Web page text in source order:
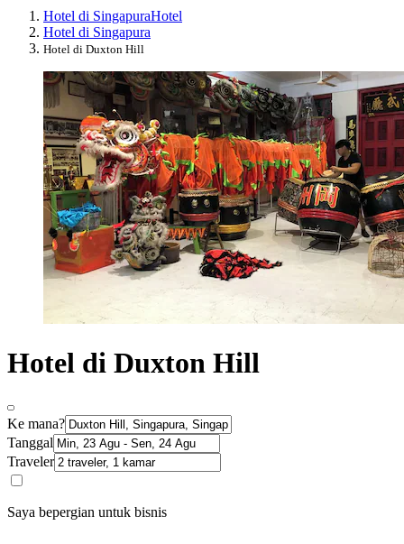
Hotel di SingapuraHotel
Hotel di Singapura
Hotel di Duxton Hill
Hotel di Duxton Hill
Ke mana?
Tanggal
Traveler
Saya bepergian untuk bisnis